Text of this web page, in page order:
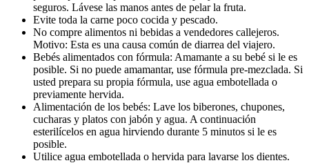
seguros. Lávese las manos antes de pelar la fruta.
Evite toda la carne poco cocida y pescado.
No compre alimentos ni bebidas a vendedores callejeros.
Motivo: Esta es una causa común de diarrea del viajero.
Bebés alimentados con fórmula: Amamante a su bebé si le es
posible. Si no puede amamantar, use fórmula pre-mezclada. Si
usted prepara su propia fórmula, use agua embotellada o
previamente hervida.
Alimentación de los bebés: Lave los biberones, chupones,
cucharas y platos con jabón y agua. A continuación
esterilícelos en agua hirviendo durante 5 minutos si le es
posible.
Utilice agua embotellada o hervida para lavarse los dientes.